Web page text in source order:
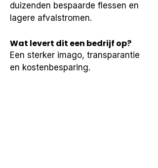
duizenden bespaarde flessen en
lagere afvalstromen.
Wat levert dit een bedrijf op?
Een sterker imago, transparantie
en kostenbesparing.